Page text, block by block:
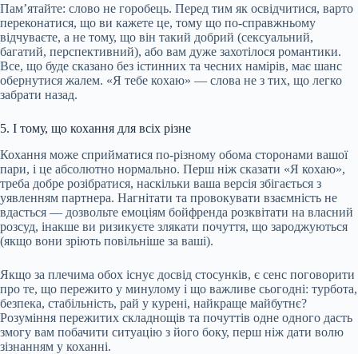
Пам’ятайте: слово не горобець. Перед тим як освідчитися, варто
переконатися, що ви кажете це, тому що по-справжньому
відчуваєте, а не тому, що він такий добрий (сексуальний,
багатий, перспективний), або вам дуже захотілося романтики.
Все, що буде сказано без істинних та чесних намірів, має шанс
обернутися жалем. «Я тебе кохаю» — слова не з тих, що легко
забрати назад.
5. І тому, що кохання для всіх різне
Кохання може сприйматися по-різному обома сторонами вашої
пари, і це абсолютно нормально. Перш ніж сказати «Я кохаю»,
треба добре розібратися, наскільки ваша версія збігається з
уявленням партнера. Нагнітати та провокувати взаємність не
вдасться — дозвольте емоціям бойфренда розквітати на власний
розсуд, інакше ви ризикуєте злякати почуття, що зароджуються
(якщо вони зріють повільніше за ваші).
Якщо за плечима обох існує досвід стосунків, є сенс поговорити
про те, що пережито у минулому і що важливе сьогодні: турбота,
безпека, стабільність, рай у курені, найкраще майбутнє?
Розуміння пережитих складнощів та почуттів одне одного дасть
змогу вам побачити ситуацію з його боку, перш ніж дати волю
зізнанням у коханні.